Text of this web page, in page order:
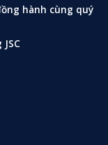
hành cùng quý